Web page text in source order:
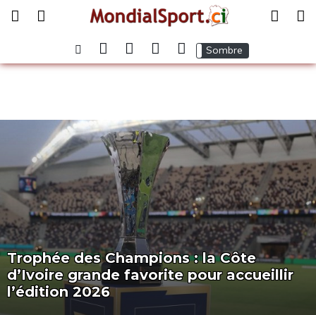
Sombre
Trophée des Champions : la Côte
d’Ivoire grande favorite pour accueillir
l’édition 2026